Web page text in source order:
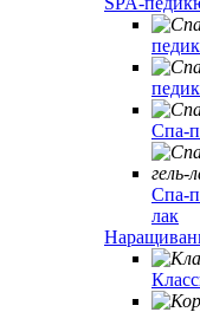
Спа-
Спа-
лак